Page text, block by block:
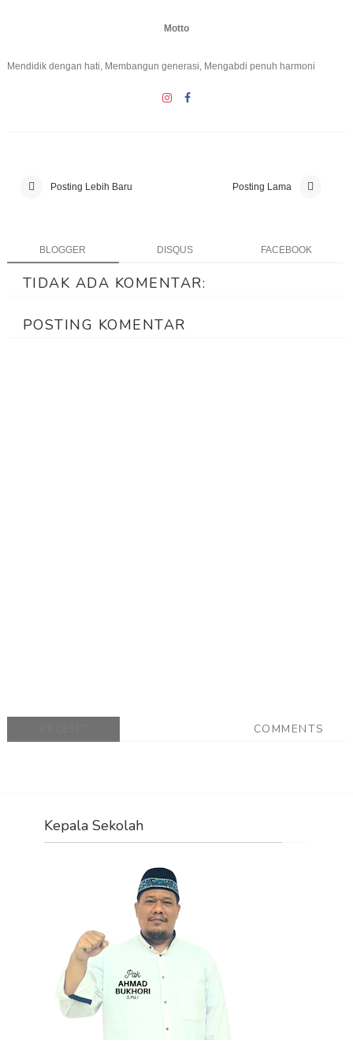
Motto
Mendidik dengan hati, Membangun generasi, Mengabdi penuh harmoni
Posting Lebih Baru Posting Lama
BLOGGER DISQUS FACEBOOK
TIDAK ADA KOMENTAR:
POSTING KOMENTAR
COMMENTS
Kepala Sekolah